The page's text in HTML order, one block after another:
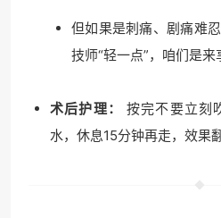
但如果是刺痛、剧痛难
技师“轻一点”，咱们是来
术后护理：
按完不要立刻
水，休息15分钟再走，效果翻